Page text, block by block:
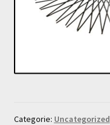
Categorie: Uncategorized